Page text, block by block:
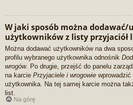
W jaki sposób można dodawać/
użytkowników z listy przyjaciół
Można dodawać użytkowników na dwa
profilu wybranego użytkownika odnośnik
wrogów. Po drugie, przejść do panelu
na karcie Przyjaciele i wrogowie wprowadzić
użytkownika. Na tej samej karcie można
list.
Na górę